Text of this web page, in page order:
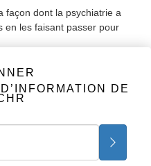
façon dont la psychiatrie a
en les faisant passer pour
passer pour une
de milliers d’étudiants
« récréatifs ».
Unis se sont réunis pour
de l’an 2000. L’éminent
DE